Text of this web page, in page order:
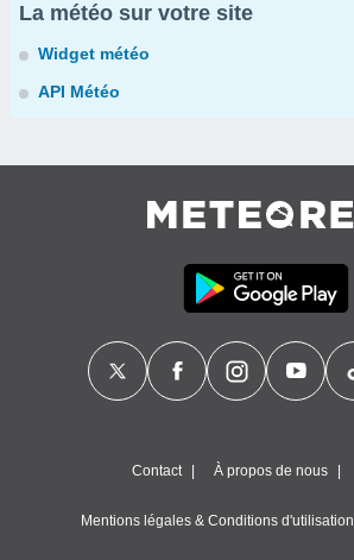
La météo sur votre site
Widget météo
API Météo
Contact À propos de nous
Mentions légales & Conditions d'utilisation